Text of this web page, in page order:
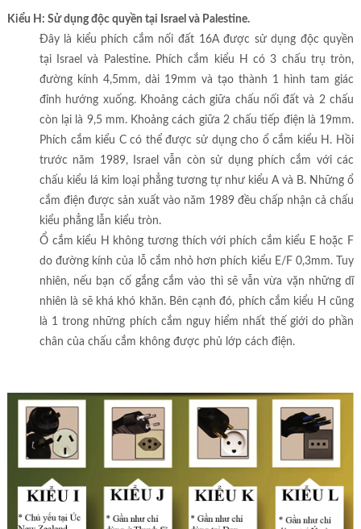
Kiểu H: Sử dụng độc quyền tại Israel và Palestine.
Đây là kiểu phích cắm nối đất 16A được sử dụng độc quyền
tại Israel và Palestine. Phích cắm kiểu H có 3 chấu trụ tròn,
đường kính 4,5mm, dài 19mm và tạo thành 1 hình tam giác
đỉnh hướng xuống. Khoảng cách giữa chấu nối đất và 2 chấu
còn lại là 9,5 mm. Khoảng cách giữa 2 chấu tiếp điện là 19mm.
Phích cắm kiểu C có thể được sử dụng cho ổ cắm kiểu H. Hồi
trước năm 1989, Israel vẫn còn sử dụng phích cắm với các
chấu kiểu lá kim loại phẳng tương tự như kiểu A và B. Những ổ
cắm điện được sản xuất vào năm 1989 đều chấp nhận cả chấu
kiểu phẳng lẫn kiểu tròn.
Ổ cắm kiểu H không tương thích với phích cắm kiểu E hoặc F
do đường kính của lỗ cắm nhỏ hơn phích kiểu E/F 0,3mm. Tuy
nhiên, nếu bạn cố gắng cắm vào thì sẽ vẫn vừa vặn những dĩ
nhiên là sẽ khá khó khăn. Bên cạnh đó, phích cắm kiểu H cũng
là 1 trong những phích cắm nguy hiểm nhất thế giới do phần
chân của chấu cắm không được phủ lớp cách điện.